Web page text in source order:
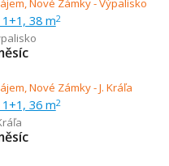
38 m2
36 m2